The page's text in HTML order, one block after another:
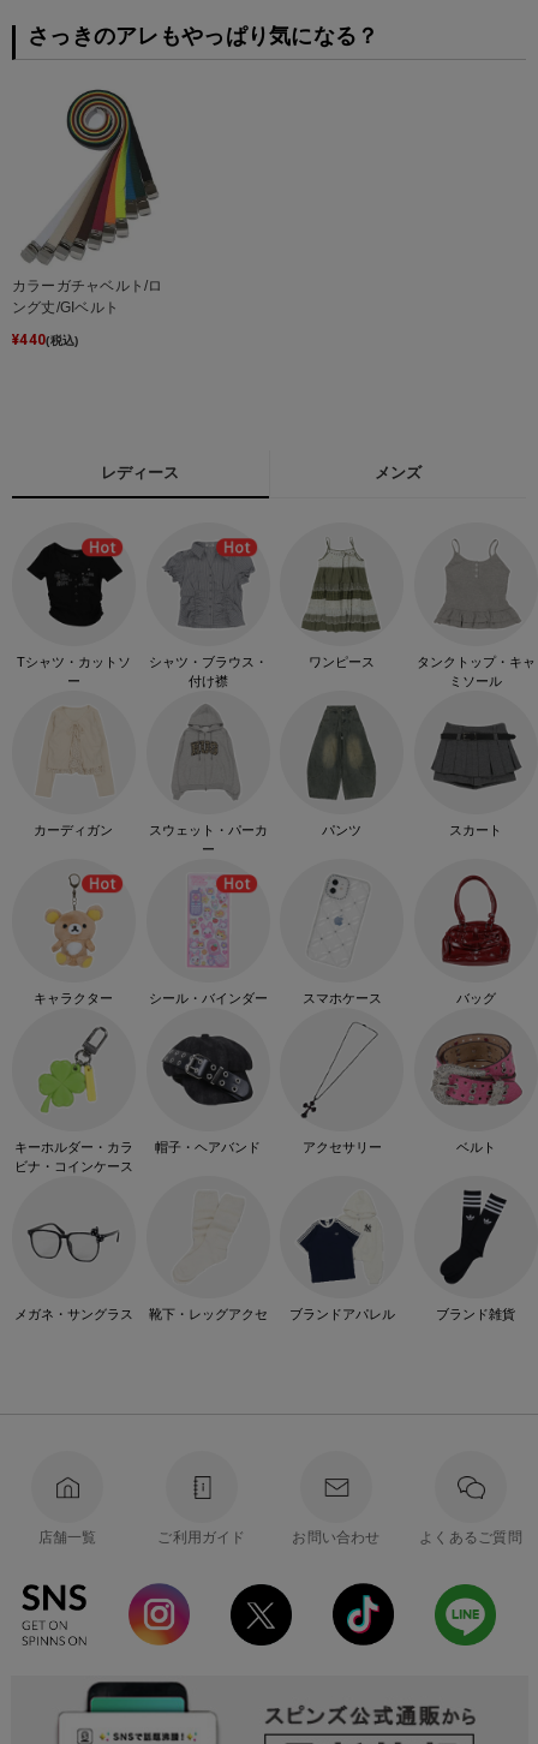
さっきのアレもやっぱり気になる？
カラーガチャベルト/ロ
ング丈/GIベルト
¥440(税込)
レディース メンズ
Tシャツ・カットソ
ー
シャツ・ブラウス・
付け襟
ワンピース
タンクトップ・キャ
ミソール
カーディガン
スウェット・パーカ
ー
パンツ スカート
キャラクター シール・バインダー スマホケース バッグ
キーホルダー・カラ
ビナ・コインケース
帽子・ヘアバンド アクセサリー ベルト
メガネ・サングラス 靴下・レッグアクセ ブランドアパレル ブランド雑貨
店舗一覧 ご利用ガイド お問い合わせ よくあるご質問